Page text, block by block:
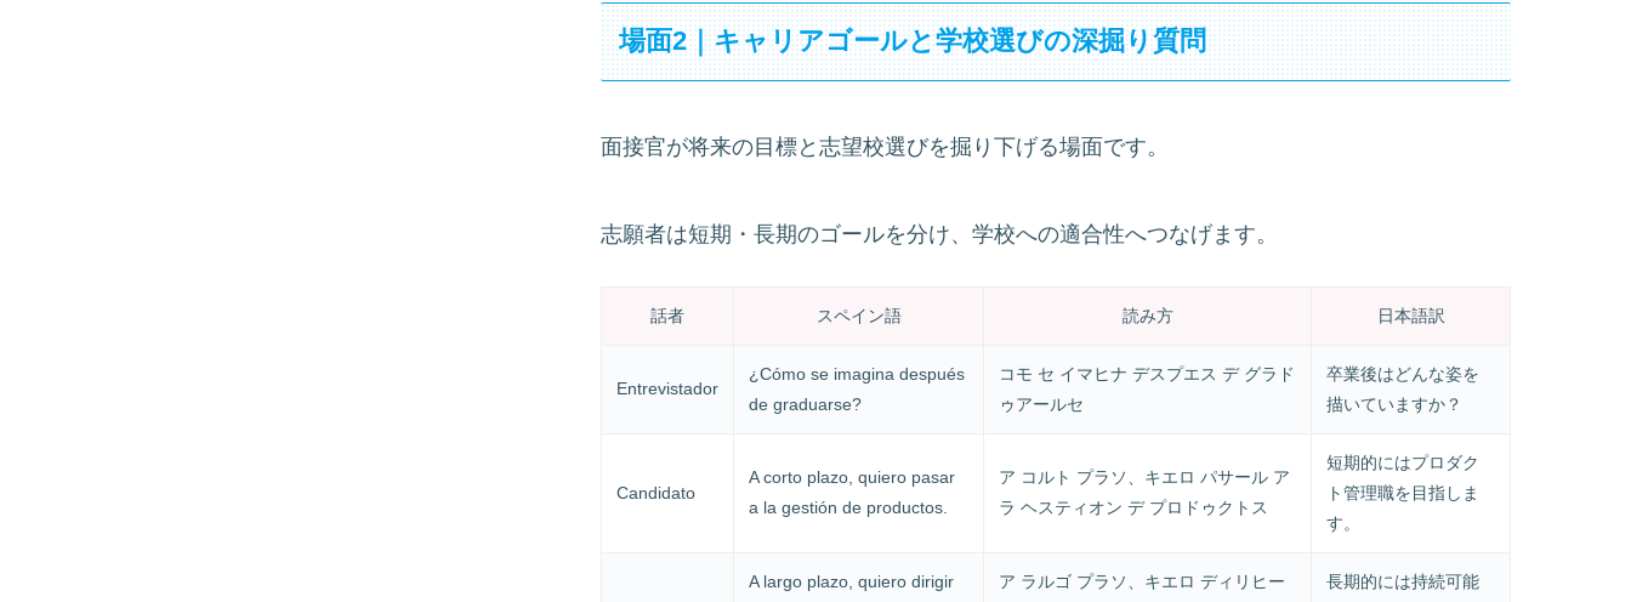
場面2｜キャリアゴールと学校選びの深掘り質問
面接官が将来の目標と志望校選びを掘り下げる場面です。
志願者は短期・長期のゴールを分け、学校への適合性へつなげます。
話者 スペイン語 読み方 日本語訳
Entrevistador
¿Cómo se imagina después
de graduarse?
コモ セ イマヒナ デスプエス デ グラド
ゥアールセ
卒業後はどんな姿を
描いていますか？
Candidato
A corto plazo, quiero pasar
a la gestión de productos.
ア コルト プラソ、キエロ パサール ア
ラ ヘスティオン デ プロドゥクトス
短期的にはプロダク
ト管理職を目指しま
す。
A largo plazo, quiero dirigir
ア ラルゴ プラソ、キエロ ディリヒー
長期的には持続可能